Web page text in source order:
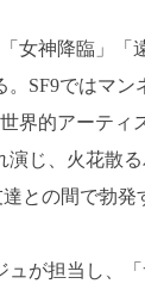
女神降臨」「
SF9ではマ
界的アーティ
じ、火花散る
との間で勃発
が担当し、「